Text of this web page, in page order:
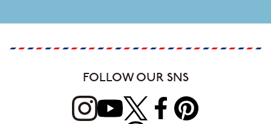
FOLLOW OUR SNS